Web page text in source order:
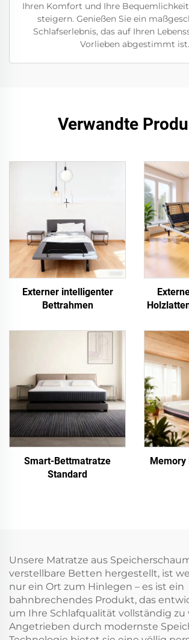
Ihren Komfort und Ihre
steigern. Genießen Sie ein
Schlafserlebnis, das auf Ihren
Vorlieben abgestimmt ist.
Verwandte
Externer intelligenter
Bettrahmen
Smart-Bettmatratze
Standard
Memory
Unsere Matratze aus
verstellbare Betten hergestellt, ist
nur ein Ort zum Hinlegen – es ist ein
bahnbrechendes Produkt, das
um Ihre Schlafqualität vollständig zu
Angetrieben durch modernste